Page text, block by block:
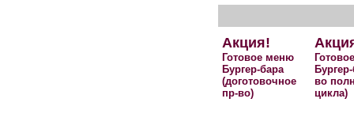
Акция!
Готовое меню
Бургер-бара
(доготовочное
пр-во)
во
цикла)